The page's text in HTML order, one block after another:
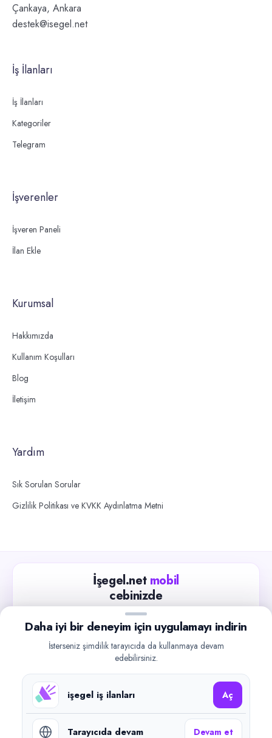
Çankaya, Ankara
destek@isegel.net
İş İlanları
İş İlanları
Kategoriler
Telegram
İşverenler
İşveren Paneli
İlan Ekle
Kurumsal
Hakkımızda
Kullanım Koşulları
Blog
İletişim
Yardım
Sık Sorulan Sorular
Gizlilik Politikası ve KVKK Aydınlatma Metni
İşegel.net mobil
cebinizde
Güncel iş ilanlarını takip edin, işverenlerle hızlıca
iletişime geçin.
Google Play
©2026işegel.net. Tüm hakları saklıdır.
Daha iyi bir deneyim için uygulamayı indirin
İsterseniz şimdilik tarayıcıda da kullanmaya devam
edebilirsiniz.
işegel iş ilanları Aç
Tarayıcıda devam Devam et